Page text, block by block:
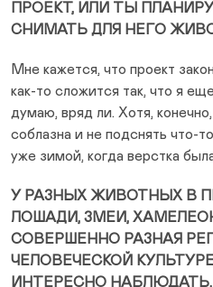
ПРОЕКТ, ИЛИ ТЫ
СНИМАТЬ ДЛЯ НЕГО
Мне кажется, что проект
как-то сложится так, что я
думаю, вряд ли. Хотя,
соблазна и не подснять что-
уже зимой, когда верстка
У РАЗНЫХ ЖИВОТНЫХ В
ЛОШАДИ, ЗМЕИ,
СОВЕРШЕННО РАЗНАЯ
ЧЕЛОВЕЧЕСКОЙ
ИНТЕРЕСНО НАБЛЮДАТЬ,